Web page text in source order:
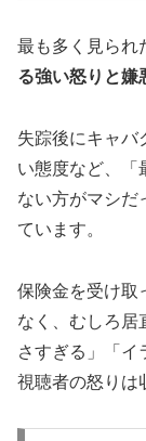
最も多く見られ
る強い怒りと嫌
失踪後にキャバ
い態度など、「
ない方がマシだ
ています。
保険金を受け取
なく、むしろ居
さすぎる」「イ
視聴者の怒りは